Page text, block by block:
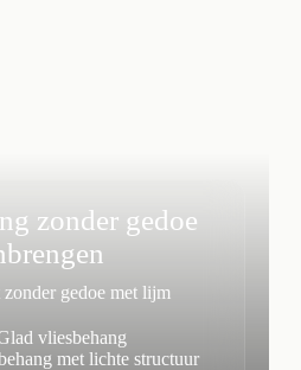
zonder gedoe
gedoe met lijm
vliesbehang
met lichte structuur